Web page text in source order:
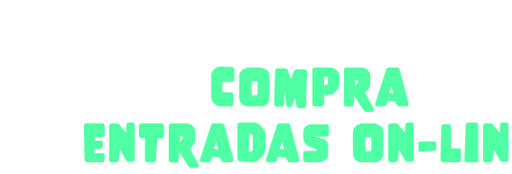
Compra
entradas on-